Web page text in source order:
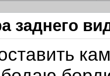
заднего